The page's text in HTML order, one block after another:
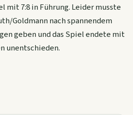
mit 7:8 in Führung. Leider musste
Goldmann nach spannendem
geben und das Spiel endete mit
unentschieden.